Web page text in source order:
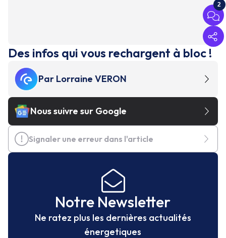
2
Des infos qui vous rechargent à bloc !
Par Lorraine VERON
Nous suivre sur Google
Signaler une erreur dans l'article
Notre Newsletter
Ne ratez plus les dernières actualités
énergetiques